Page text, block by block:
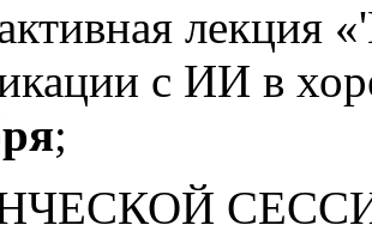
лекция
с ИИ в
;